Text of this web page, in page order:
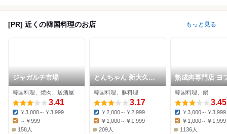
[PR] 近くの韓国料理のお店 もっと見る
ジャガルチ市場
韓国料理、焼肉、居酒屋
3.41
Dinner:
￥3,000～￥3,999
～￥999
158人
とんちゃん 新大久保
別館
韓国料理、豚料理
3.17
Dinner:
￥2,000～￥2,999
￥1,000～￥1,999
209人
熟成肉専門店 ヨ
王豚塩焼 新大久
店
韓国料理、鍋
3.45
Dinner:
￥3,000～￥3,999
￥1,000～￥1,999
1136人